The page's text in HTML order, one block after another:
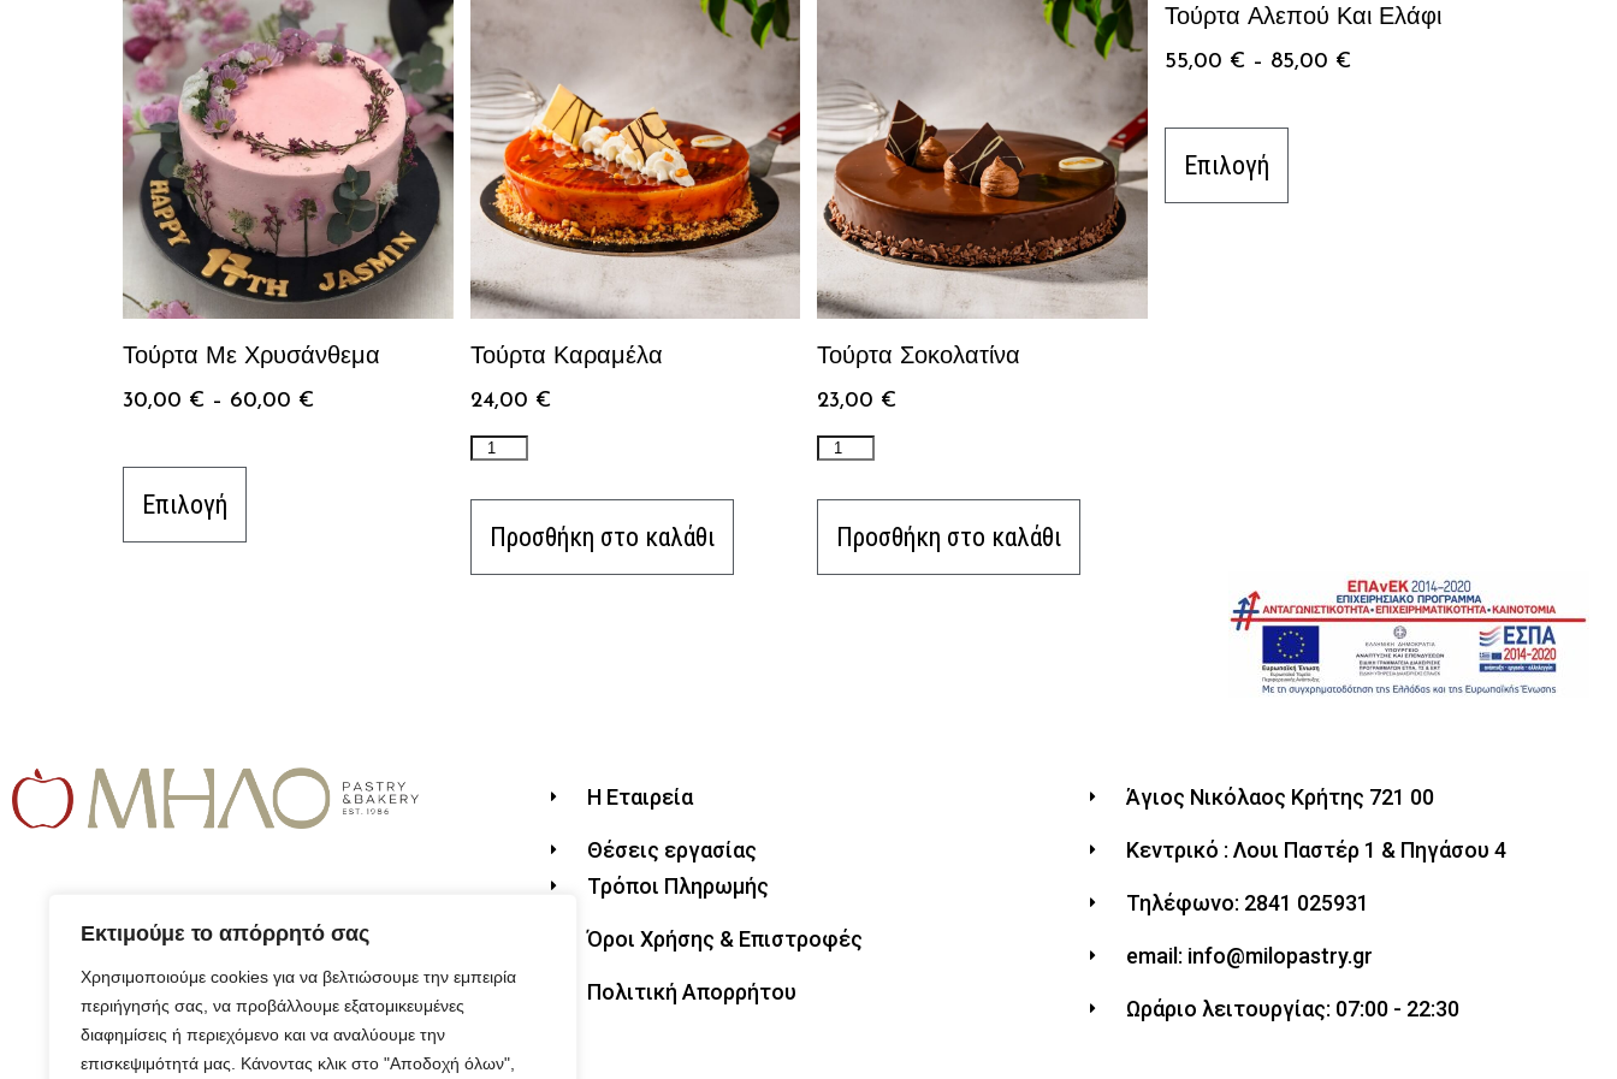
Εκτιμούμε το απόρρητό σας
Χρησιμοποιούμε cookies για να βελτιώσουμε την εμπειρία
περιήγησής σας, να προβάλλουμε εξατομικευμένες
διαφημίσεις ή περιεχόμενο και να αναλύουμε την
επισκεψιμότητά μας. Κάνοντας κλικ στο "Αποδοχή όλων",
Τούρτα Με Χρυσάνθεμα
30,00 € – 60,00 €
Επιλογή
Τούρτα Καραμέλα
24,00 €
Προσθήκη στο καλάθι
Τούρτα Σοκολατίνα
23,00 €
Προσθήκη στο καλάθι
Τούρτα Αλεπού Και Ελάφι
55,00 €– 85,00 €
Επιλογή
Η Εταιρεία
Θέσεις εργασίας
Τρόποι Πληρωμής
Όροι Χρήσης & Επιστροφές
Πολιτική Απορρήτου
Άγιος Νικόλαος Κρήτης 721 00
Κεντρικό : Λουι Παστέρ 1 & Πηγάσου 4
Τηλέφωνο: 2841 025931
email: info@milopastry.gr
Ωράριο λειτουργίας: 07:00 - 22:30